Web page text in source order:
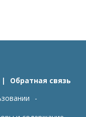
Обратная связь